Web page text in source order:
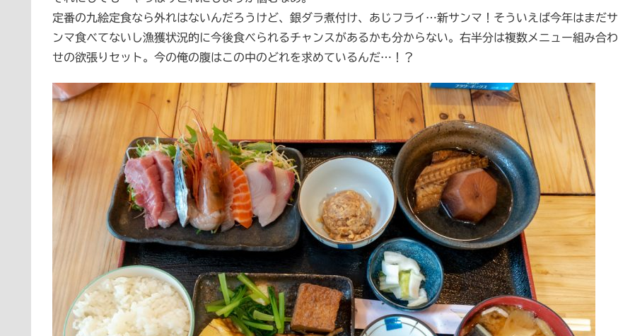
定番の九絵定食なら外れはないんだろうけど、銀ダラ煮付け、あじフライ…新サンマ！そういえば今年はまだサ
ンマ食べてないし漁獲状況的に今後食べられるチャンスがあるかも分からない。右半分は複数メニュー組み合わ
せの欲張りセット。今の俺の腹はこの中のどれを求めているんだ…！？